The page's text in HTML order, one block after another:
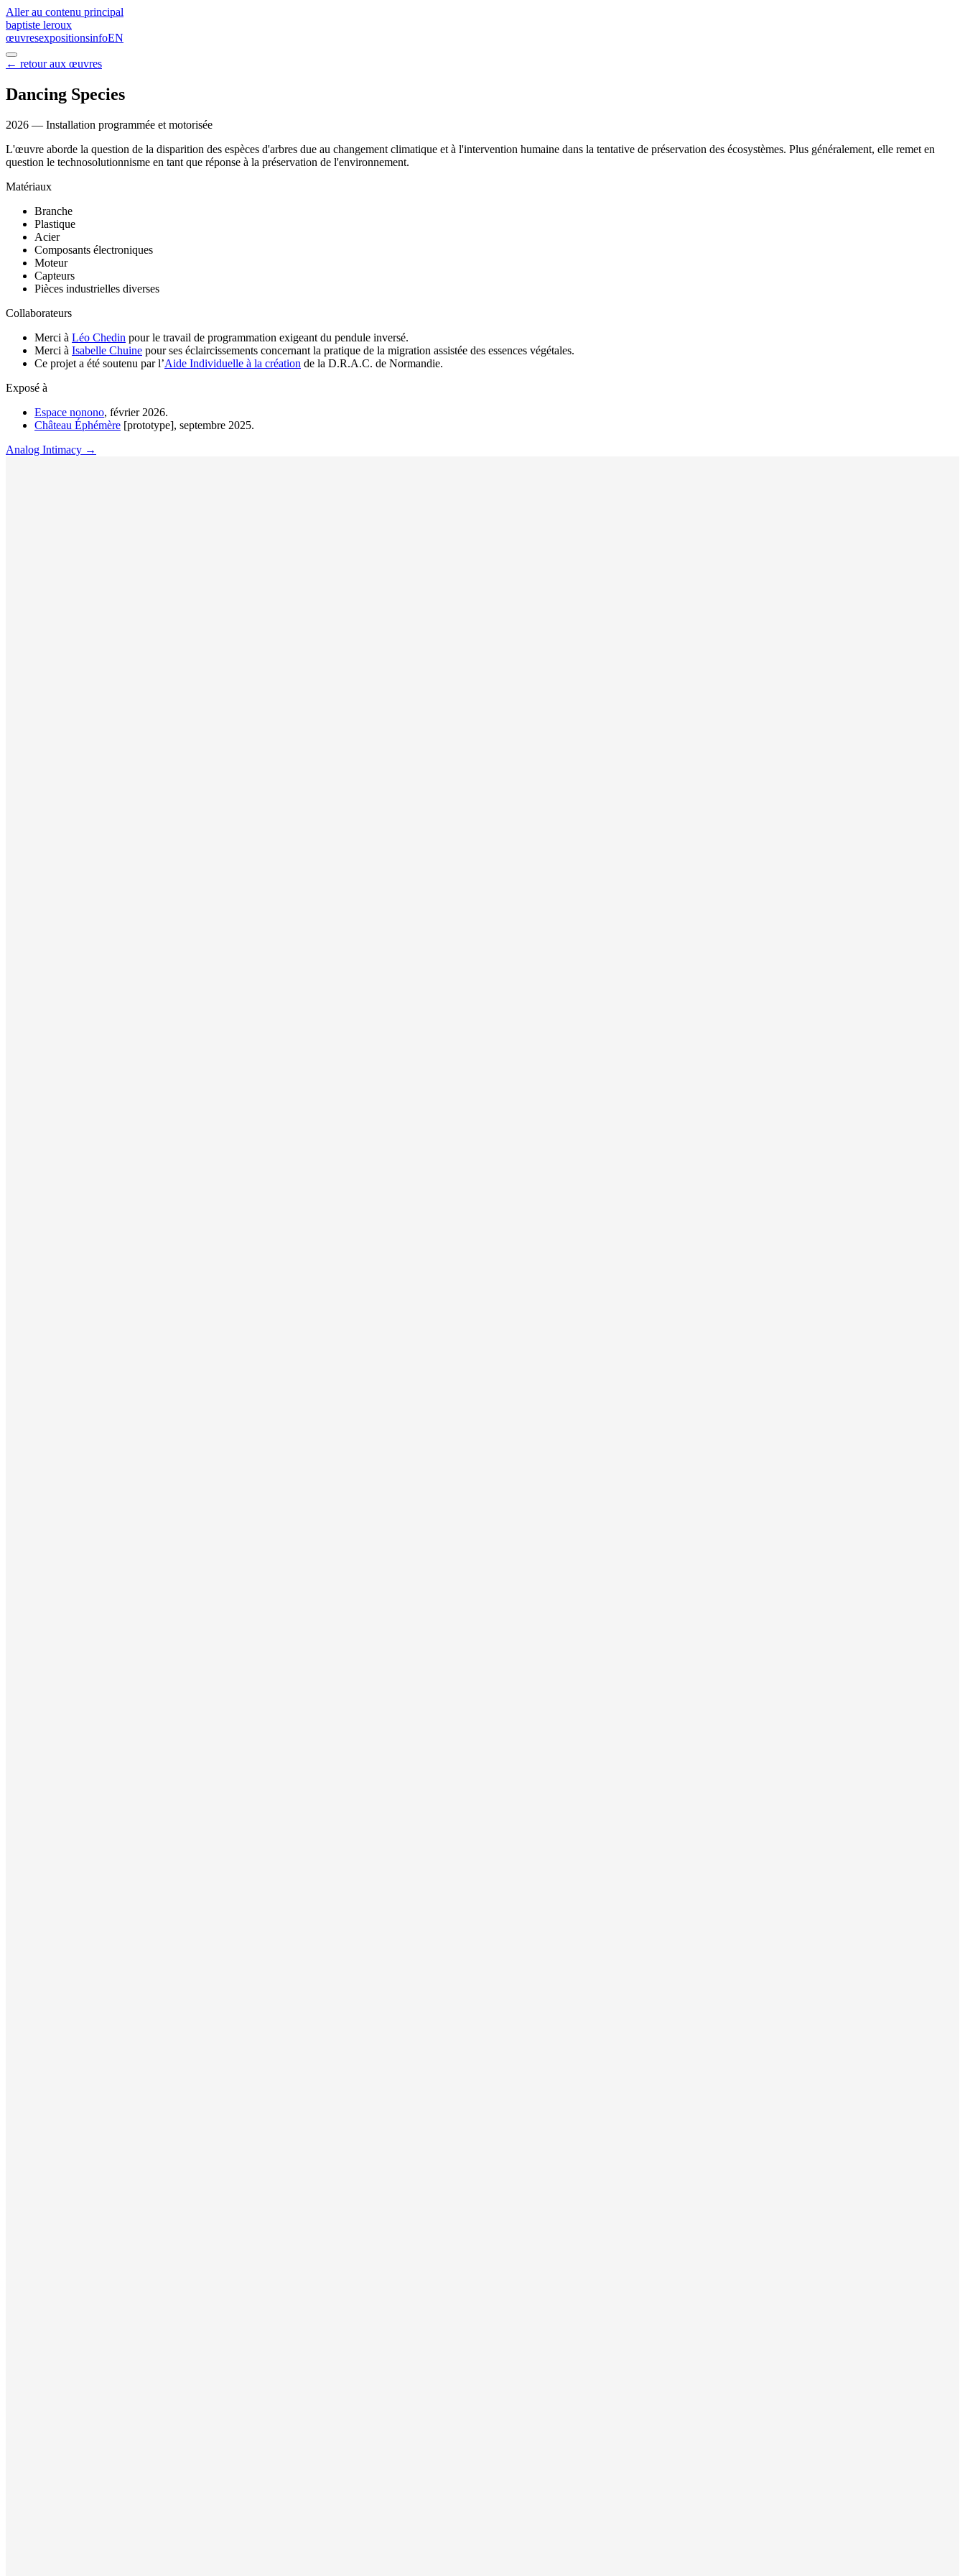
Aller au contenu principal
baptiste leroux
œuvresexpositionsinfoEN
← retour aux œuvres
Dancing Species
2026 — Installation programmée et motorisée
L'œuvre aborde la question de la disparition des espèces d'arbres due au changement climatique et à l'intervention humaine dans la tentative de préservation des écosystèmes. Plus généralement, elle remet en
question le technosolutionnisme en tant que réponse à la préservation de l'environnement.
Matériaux
Branche
Plastique
Acier
Composants électroniques
Moteur
Capteurs
Pièces industrielles diverses
Collaborateurs
Merci à Léo Chedin pour le travail de programmation exigeant du pendule inversé.
Merci à Isabelle Chuine pour ses éclaircissements concernant la pratique de la migration assistée des essences végétales.
Ce projet a été soutenu par l’Aide Individuelle à la création de la D.R.A.C. de Normandie.
Exposé à
Espace nonono, février 2026.
Château Éphémère [prototype], septembre 2025.
Analog Intimacy →